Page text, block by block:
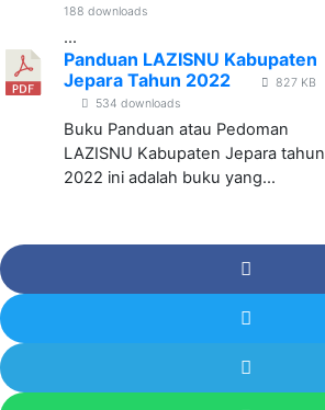
188 downloads
...
Panduan LAZISNU Kabupaten
Jepara Tahun 2022
827 KB
534 downloads
Buku Panduan atau Pedoman
LAZISNU Kabupaten Jepara tahun
2022 ini adalah buku yang...